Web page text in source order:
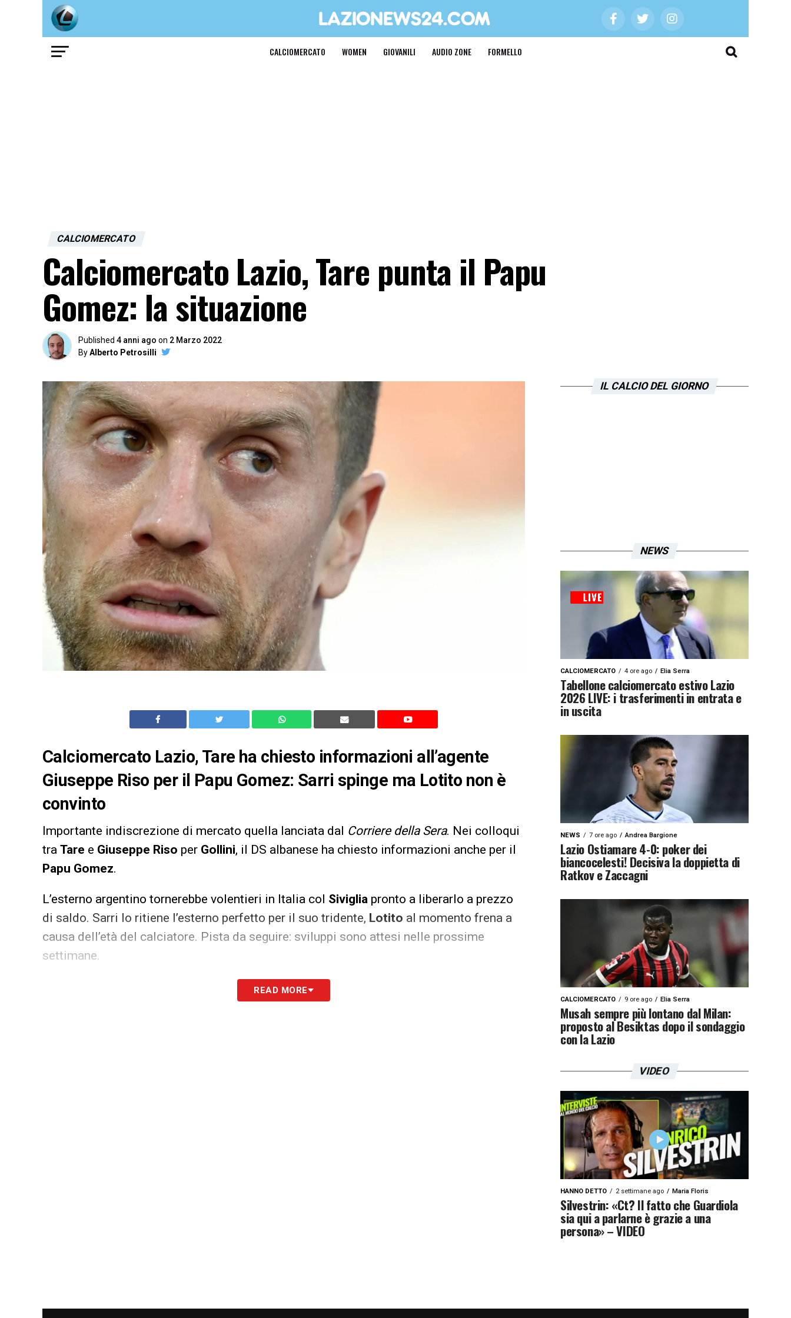
CALCIOMERCATO WOMEN GIOVANILI AUDIO ZONE FORMELLO
CALCIOMERCATO
Calciomercato Lazio, Tare punta il Papu
Gomez: la situazione
Published 4 anni ago on 2 Marzo 2022
ByAlberto Petrosilli
Calciomercato Lazio, Tare ha chiesto informazioni all’agente
Giuseppe Riso per il Papu Gomez: Sarri spinge ma Lotito non è
convinto
Importante indiscrezione di mercato quella lanciata dal Corriere della Sera. Nei colloqui
tra Tare e Giuseppe Riso per Gollini, il DS albanese ha chiesto informazioni anche per il
Papu Gomez.
L’esterno argentino tornerebbe volentieri in Italia col Siviglia pronto a liberarlo a prezzo
di saldo. Sarri lo ritiene l’esterno perfetto per il suo tridente, Lotito al momento frena a
causa dell’età del calciatore. Pista da seguire: sviluppi sono attesi nelle prossime
settimane.
LA PLAYLIST DELLE NOSTRE TOP NEWSREAD MORE
IL CALCIO DEL GIORNO
NEWS
CALCIOMERCATO 4 ore ago Elia Serra
Tabellone calciomercato estivo Lazio
2026 LIVE: i trasferimenti in entrata e
in uscita
NEWS 7 ore ago Andrea Bargione
Lazio Ostiamare 4-0: poker dei
biancocelesti! Decisiva la doppietta di
Ratkov e Zaccagni
CALCIOMERCATO 9 ore ago Elia Serra
Musah sempre più lontano dal Milan:
proposto al Besiktas dopo il sondaggio
con la Lazio
VIDEO
HANNO DETTO 2 settimane ago Maria Floris
Silvestrin: «Ct? Il fatto che Guardiola
sia qui a parlarne è grazie a una
persona» – VIDEO